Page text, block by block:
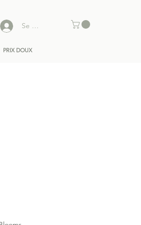
PRIX DOUX
Se connecter